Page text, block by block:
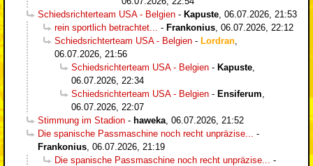
Schiedsrichterteam USA - Belgien - Kapuste 06.07.2026, 21:53
rein sportlich betrachtet...
- Frankonius 06.07.2026, 22:12
Schiedsrichterteam USA - Belgien - Lordran
06.07.2026, 21:56
Schiedsrichterteam USA - Belgien - Kapuste
06.07.2026, 22:34
Schiedsrichterteam USA - Belgien - Ensiferum
06.07.2026, 22:07
Stimmung im Stadion - haweka 06.07.2026, 21:52
Die spanische Passmaschine noch recht unpräzise...
-
Frankonius 06.07.2026, 21:19
Die spanische Passmaschine noch recht unpräzise...
-